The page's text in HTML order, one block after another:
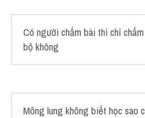
Grammar
Collocation
Có người chấm bài thì chỉ
bộ không
Mông lung không biết học sao